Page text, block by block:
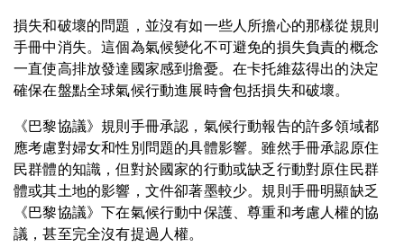
損失和破壞的問題，並沒有如一些人所擔心的那樣從規則
手冊中消失。這個為氣候變化不可避免的損失負責的概念
一直使高排放發達國家感到擔憂。在卡托維茲得出的決定
確保在盤點全球氣候行動進展時會包括損失和破壞。
《巴黎協議》規則手冊承認，氣候行動報告的許多領域都
應考慮對婦女和性別問題的具體影響。雖然手冊承認原住
民群體的知識，但對於國家的行動或缺乏行動對原住民群
體或其土地的影響，文件卻著墨較少。規則手冊明顯缺乏
《巴黎協議》下在氣候行動中保護、尊重和考慮人權的協
議，甚至完全沒有提過人權。